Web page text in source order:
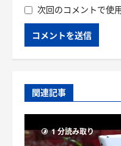
次回のコメントで使
関連記事
1 分読み取り